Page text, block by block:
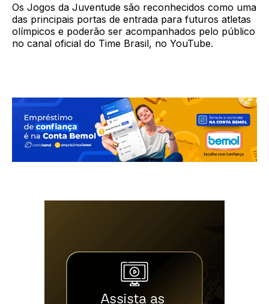
Os Jogos da Juventude são reconhecidos como uma
das principais portas de entrada para futuros atletas
olímpicos e poderão ser acompanhados pelo público
no canal oficial do Time Brasil, no YouTube.